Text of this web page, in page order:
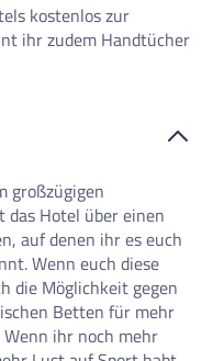
kostenlos zur
ihr zudem Handtücher
großzügigen
das Hotel über einen
auf denen ihr es euch
Wenn euch diese
die Möglichkeit gegen
Betten für mehr
ihr noch mehr